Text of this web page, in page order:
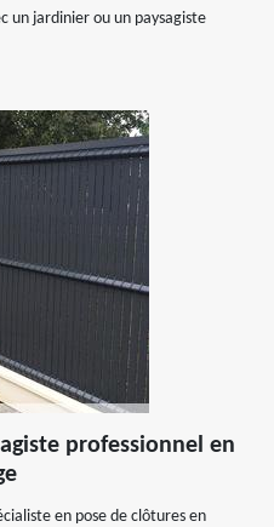
un jardinier ou un paysagiste
professionnel en
en pose de clôtures en